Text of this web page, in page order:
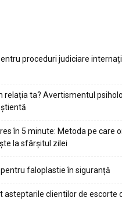
proceduri judiciare
relația ta? Avertismentul
în 5 minute: Metoda pe care
la sfârșitul zilei
faloplastie în siguranță
asteptarile clientilor de escorte